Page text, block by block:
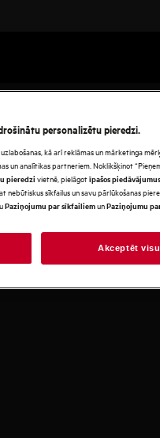
personalizētu pieredzi.
kā arī reklāmas un mārketinga
un analītikas partneriem. Noklikšķinot
pieredzi vietnē, pielāgotīpašos piedāvājumus
nebūtiskus sīkfailus un savu pārlūkošanas
Paziņojumu par sīkfailiemunPaziņojumu
Akceptēt